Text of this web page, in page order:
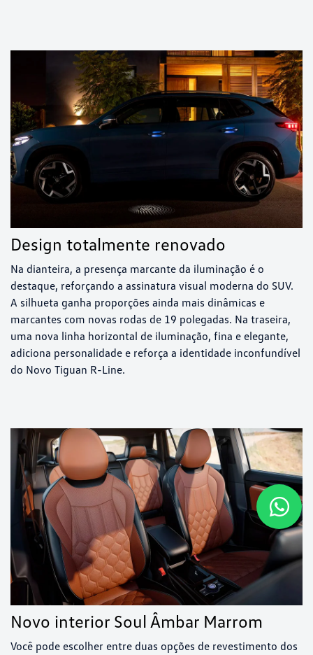
Design totalmente renovado
Na dianteira, a presença marcante da iluminação é o
destaque, reforçando a assinatura visual moderna do SUV.
A silhueta ganha proporções ainda mais dinâmicas e
marcantes com novas rodas de 19 polegadas. Na traseira,
uma nova linha horizontal de iluminação, fina e elegante,
adiciona personalidade e reforça a identidade inconfundível
do Novo Tiguan R-Line.
Novo interior Soul Âmbar Marrom
Você pode escolher entre duas opções de revestimento dos